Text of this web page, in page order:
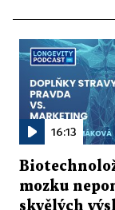
16:13
mozku
skvělých